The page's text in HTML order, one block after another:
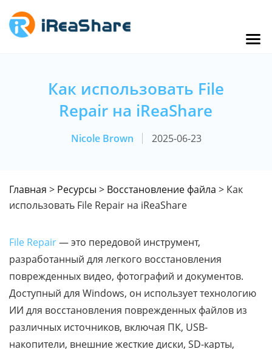
Как использовать File
Repair на iReaShare
Nicole Brown 2025-06-23
Главная > Ресурсы > Восстановление файла > Как
использовать File Repair на iReaShare
File Repair— это передовой инструмент,
разработанный для легкого восстановления
поврежденных видео, фотографий и документов.
Доступный для Windows, он использует технологию
ИИ для восстановления поврежденных файлов из
различных источников, включая ПК, USB-
накопители, внешние жесткие диски, SD-карты,